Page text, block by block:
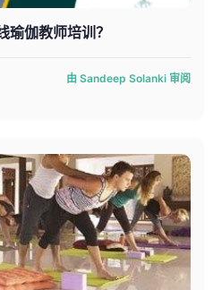
瑜伽教师培训？
由 Sandeep Solanki 审阅